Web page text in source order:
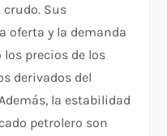
crudo. Sus
oferta y la demanda
los precios de los
derivados del
la estabilidad
petrolero son